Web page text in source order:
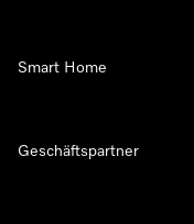
Smart Home
Geschäftspartner